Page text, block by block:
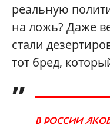
реальную
на ложь? Даже
стали
тот бред,
„
В РОССИИ